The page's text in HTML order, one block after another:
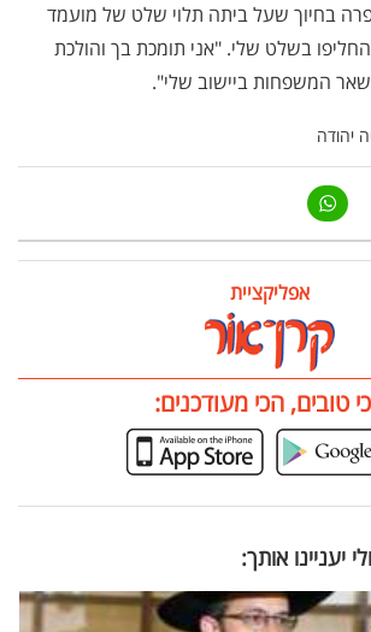
בחיוך שעל ביתה תלוי שלט של מועמד
בשלט שלי. "אני תומכת בך והולכת
המשפחות ביישוב שלי".
יהודה
אפליקציית
טובים, הכי מעודכנים:
יעניינו אותך: